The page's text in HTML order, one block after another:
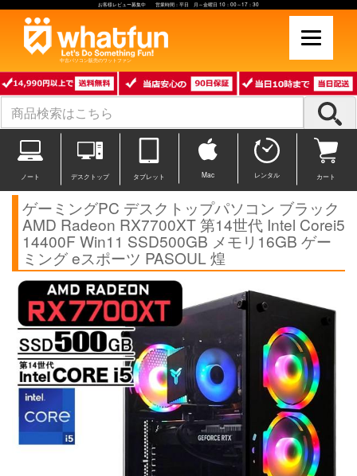
お客様レビュー募集中 営業時間：平日 月～金曜日 10：00～17：30
中古パソコン販売のワットファン
ノート デスクトップ タブレット Mac レンタル カート
ゲーミングPC デスクトップパソコン ブラック
AMD Radeon RX7700XT 第14世代 Intel Corei5
14400F Win11 SSD500GB メモリ16GB ゲー
ミング eスポーツ PASOUL 煌